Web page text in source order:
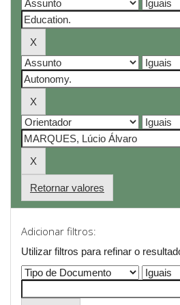
Retornar valores
Adicionar filtros:
Utilizar filtros para refinar o